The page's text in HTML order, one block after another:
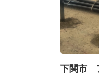
下関市